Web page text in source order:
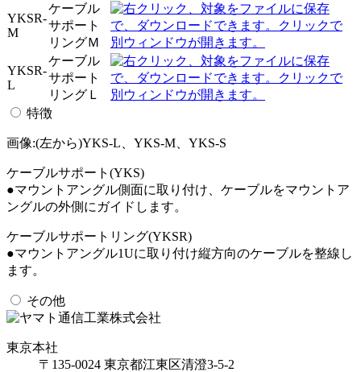
YKSR-
M
ケーブル
サポート
リングＭ
YKSR-
L
ケーブル
サポート
リングＬ
特徴
画像:(左から)YKS-L、YKS-M、YKS-S
ケーブルサポート(YKS)
●マウントアングル側面に取り付け、ケーブルをマウントア
ングルの外側にガイドします。
ケーブルサポートリング(YKSR)
●マウントアングル1Uに取り付け縦方向のケーブルを整線し
ます。
その他
東京本社
〒135-0024 東京都江東区清澄3-5-2